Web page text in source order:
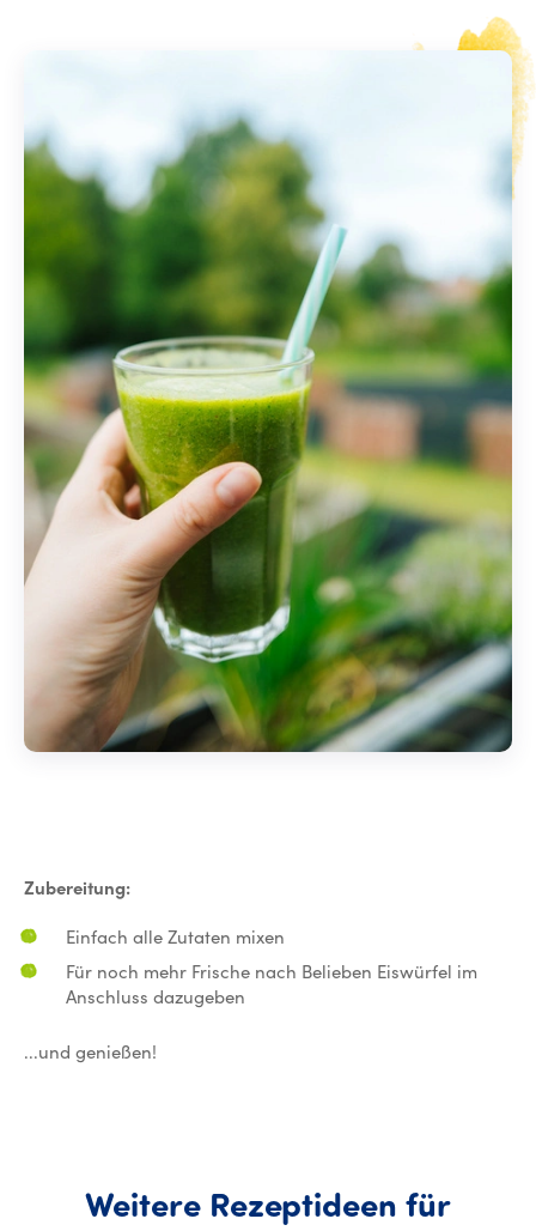
Zubereitung:
Einfach alle Zutaten mixen
Für noch mehr Frische nach Belieben Eiswürfel im
Anschluss dazugeben
...und genießen!
Weitere Rezeptideen für